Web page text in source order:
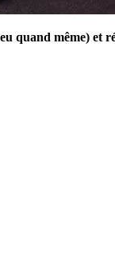
quand même)